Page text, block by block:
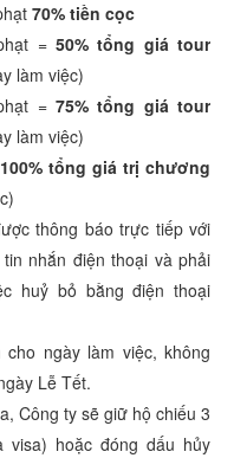
70% tiền cọc
= 50% tổng giá tour
làm việc)
= 75% tổng giá tour
làm việc)
100% tổng giá trị chương
thông báo trực tiếp với
nhắn điện thoại và phải
huỷ bỏ bằng điện thoại
ngày làm việc, không
Lễ Tết.
Công ty sẽ giữ hộ chiếu 3
hoặc đóng dấu hủy